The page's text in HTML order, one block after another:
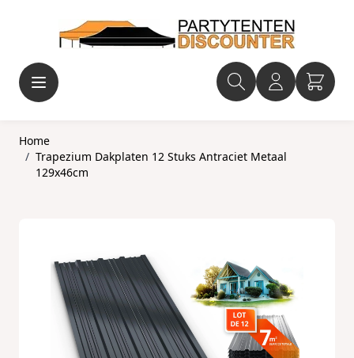
Home
/ Trapezium Dakplaten 12 Stuks Antraciet Metaal
129x46cm